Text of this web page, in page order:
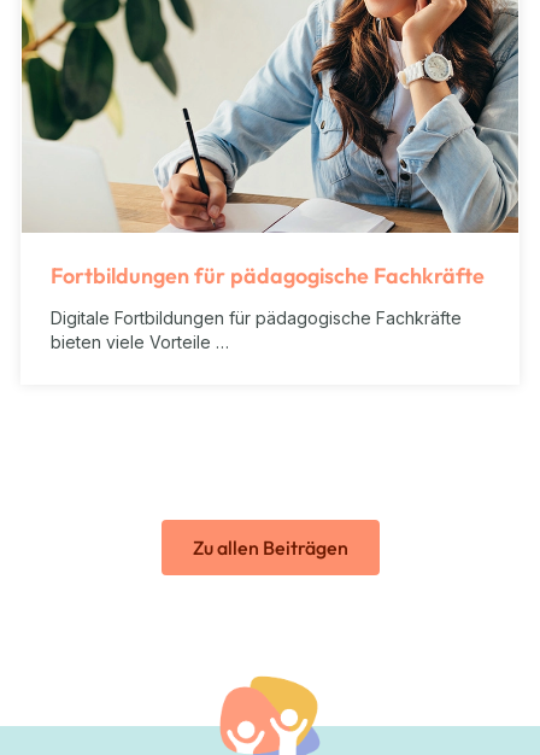
Fortbildungen für pädagogische Fachkräfte
Digitale Fortbildungen für pädagogische Fachkräfte
bieten viele Vorteile …
Zu allen Beiträgen